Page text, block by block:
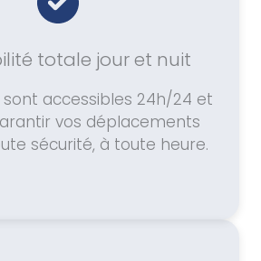
totale jour et nuit
sont accessibles 24h/24 et
vos déplacements
sécurité, à toute heure.